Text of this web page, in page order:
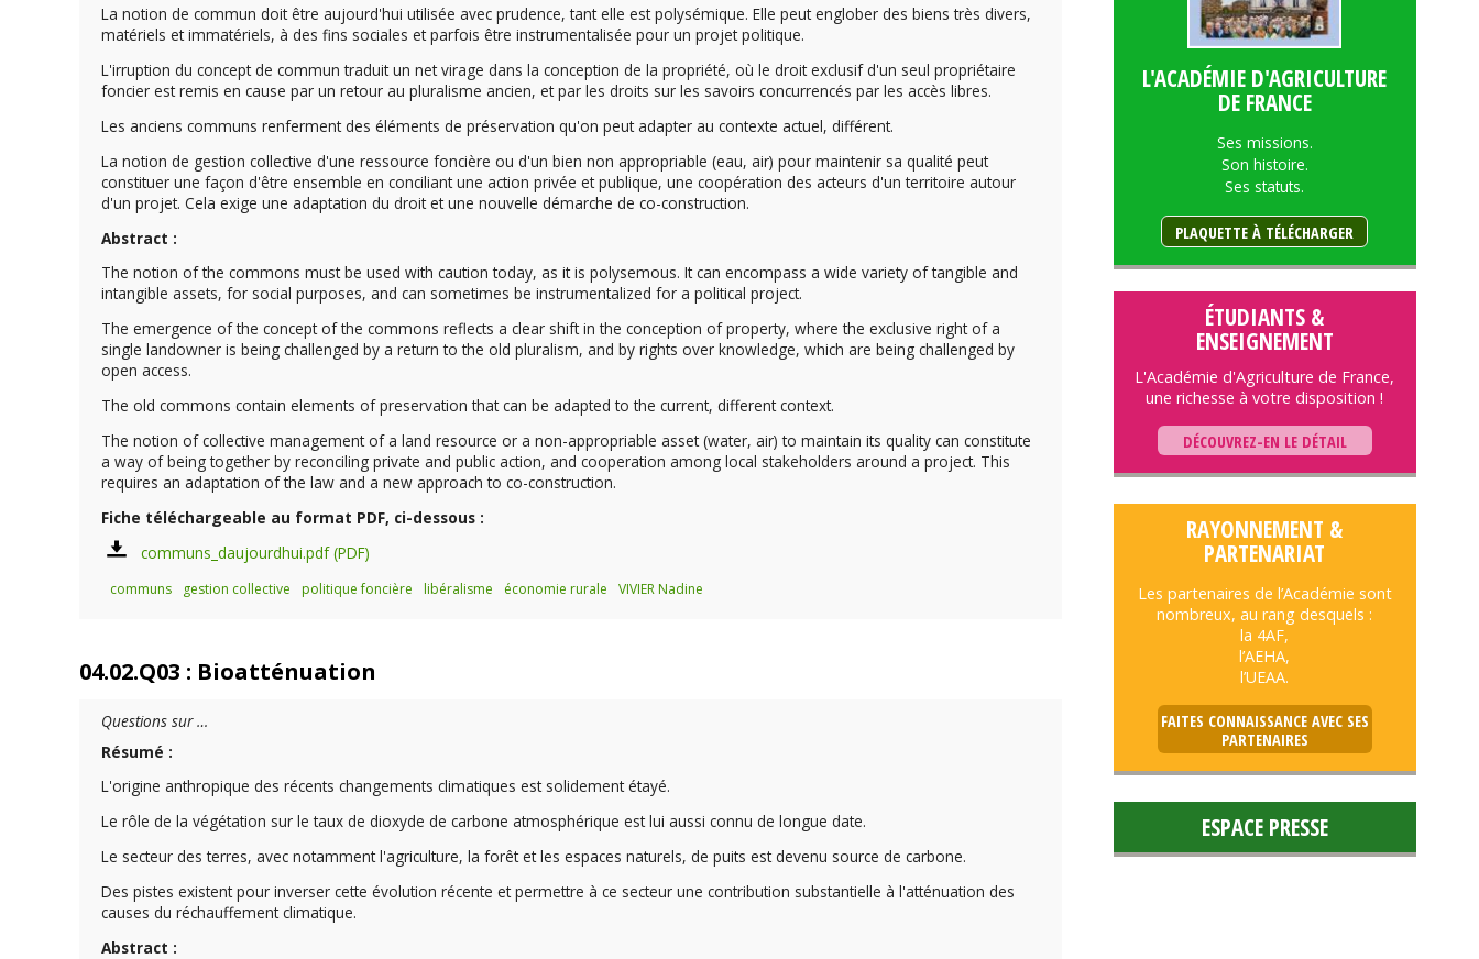
La notion de commun doit être aujourd'hui utilisée avec prudence, tant elle est polysémique. Elle peut englober des biens très divers,
matériels et immatériels, à des fins sociales et parfois être instrumentalisée pour un projet politique.
L'irruption du concept de commun traduit un net virage dans la conception de la propriété, où le droit exclusif d'un seul propriétaire
foncier est remis en cause par un retour au pluralisme ancien, et par les droits sur les savoirs concurrencés par les accès libres.
Les anciens communs renferment des éléments de préservation qu'on peut adapter au contexte actuel, différent.
La notion de gestion collective d'une ressource foncière ou d'un bien non appropriable (eau, air) pour maintenir sa qualité peut
constituer une façon d'être ensemble en conciliant une action privée et publique, une coopération des acteurs d'un territoire autour
d'un projet. Cela exige une adaptation du droit et une nouvelle démarche de co-construction.
Abstract :
The notion of the commons must be used with caution today, as it is polysemous. It can encompass a wide variety of tangible and
intangible assets, for social purposes, and can sometimes be instrumentalized for a political project.
The emergence of the concept of the commons reflects a clear shift in the conception of property, where the exclusive right of a
single landowner is being challenged by a return to the old pluralism, and by rights over knowledge, which are being challenged by
open access.
The old commons contain elements of preservation that can be adapted to the current, different context.
The notion of collective management of a land resource or a non-appropriable asset (water, air) to maintain its quality can constitute
a way of being together by reconciling private and public action, and cooperation among local stakeholders around a project. This
requires an adaptation of the law and a new approach to co-construction.
Fiche téléchargeable au format PDF, ci-dessous :
communs_daujourdhui.pdf
communs gestion collective politique foncière libéralisme économie rurale VIVIER Nadine
04.02.Q03 : Bioatténuation
Questions sur …
Résumé :
L'origine anthropique des récents changements climatiques est solidement étayé.
Le rôle de la végétation sur le taux de dioxyde de carbone atmosphérique est lui aussi connu de longue date.
Le secteur des terres, avec notamment l'agriculture, la forêt et les espaces naturels, de puits est devenu source de carbone.
Des pistes existent pour inverser cette évolution récente et permettre à ce secteur une contribution substantielle à l'atténuation des
causes du réchauffement climatique.
Abstract :
L'ACADÉMIE D'AGRICULTURE
DE FRANCE
Ses missions.
Son histoire.
Ses statuts.
PLAQUETTE À TÉLÉCHARGER
ÉTUDIANTS &
ENSEIGNEMENT
L'Académie d'Agriculture de France,
une richesse à votre disposition !
DÉCOUVREZ-EN LE DÉTAIL
RAYONNEMENT &
PARTENARIAT
Les partenaires de l’Académie sont
nombreux, au rang desquels :
la 4AF,
l’AEHA,
l’UEAA.
FAITES CONNAISSANCE AVEC SES
PARTENAIRES
ESPACE PRESSE